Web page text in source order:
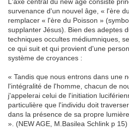
survenance d'un nouvel âge, « l'ère
remplacer « l'ère du Poisson »
supplanter Jésus). Bien des adeptes
techniques occultes médiumniques,
ce qui suit et qui provient d'une
système de croyances :
« Tandis que nous entrons dans une
l'intégralité de l'homme, chacun de
j'appelerai celui de l'initiation
particulière que l'individu doit
dans la présence de sa propre
». (NEW AGE, M.Basilea Schlink p 15)